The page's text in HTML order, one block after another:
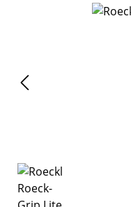
Bildergalerie